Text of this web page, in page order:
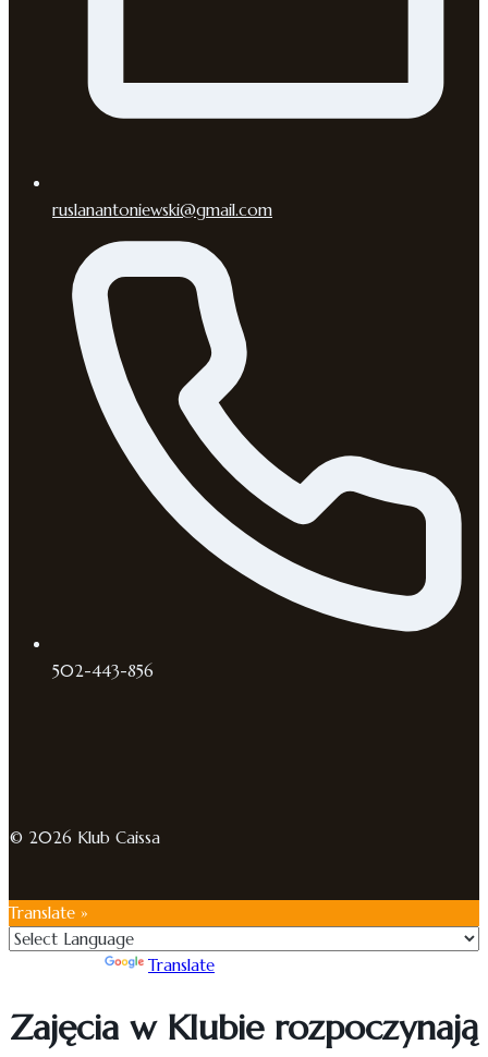
ruslanantoniewski@gmail.com
502-443-856
© 2026 Klub Caissa
Translate »
Translate
Zajęcia w Klubie rozpoczynają